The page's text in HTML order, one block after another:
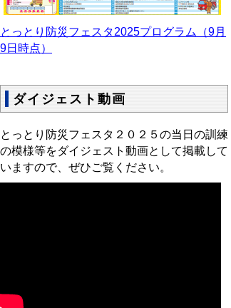
とっとり防災フェスタ2025プログラム（9月
9日時点）
ダイジェスト動画
とっとり防災フェスタ２０２５の当日の訓練
の模様等をダイジェスト動画として掲載して
いますので、ぜひご覧ください。